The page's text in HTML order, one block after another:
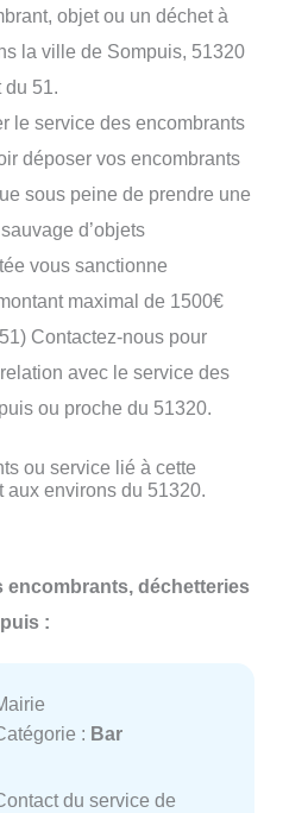
objet ou un déchet à
la ville de Sompuis, 51320
du 51.
le service des encombrants
déposer vos encombrants
sous peine de prendre une
d’objets
vous sanctionne
maximal de 1500€
Contactez-nous pour
avec le service des
ou proche du 51320.
ou service lié à cette
aux environs du 51320.
encombrants, déchetteries
:
: Bar
du service de